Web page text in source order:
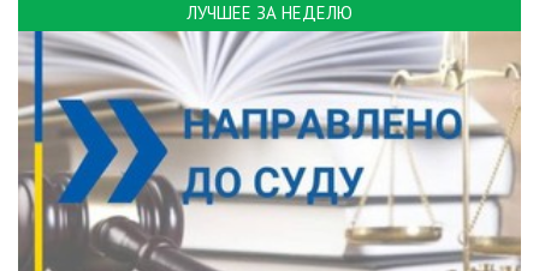
ЛУЧШЕЕ ЗА НЕДЕЛЮ